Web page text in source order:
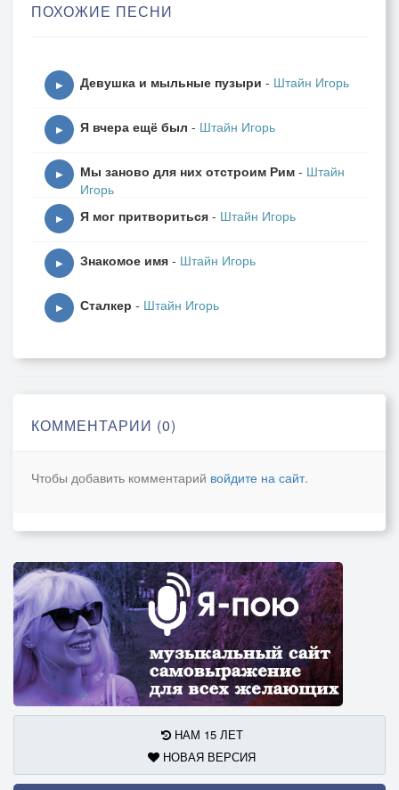
И прочих искушений адюльтеры.
Бессовестным ветрам, несущим в пропасть,
И что-то ждут вершители пророчеств.
Любовь и вера – странные слова,
Стоят на страже вплоть до пробужденья,
Как будто ждут какого-то родства
ПОХОЖИЕ ПЕСНИ
▶ Девушка и мыльные пузыри - Штайн Игорь
▶ Я вчера ещё был - Штайн Игорь
▶ Мы заново для них отстроим Рим - Штайн
Игорь
▶ Я мог притвориться - Штайн Игорь
▶ Знакомое имя - Штайн Игорь
▶ Сталкер - Штайн Игорь
КОММЕНТАРИИ (0)
Чтобы добавить комментарий войдите на сайт.
НАМ 15 ЛЕТ
НОВАЯ ВЕРСИЯ